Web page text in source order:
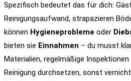
Spezifisch bedeutet das für dich:
Reinigungsaufwand, strapazieren
können Hygieneprobleme oder
bieten sie Einnahmen – du musst
Materialien, regelmäßige
Reinigung durchsetzen, sonst